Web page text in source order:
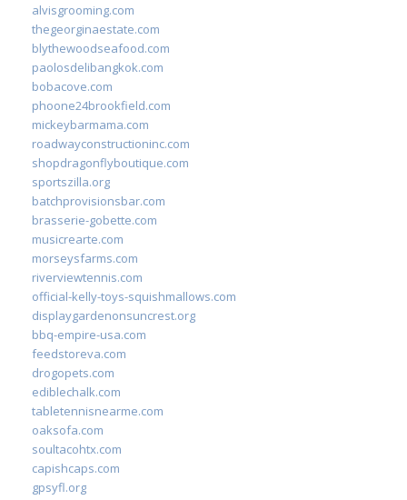
alvisgrooming.com
thegeorginaestate.com
blythewoodseafood.com
paolosdelibangkok.com
bobacove.com
phoone24brookfield.com
mickeybarmama.com
roadwayconstructioninc.com
shopdragonflyboutique.com
sportszilla.org
batchprovisionsbar.com
brasserie-gobette.com
musicrearte.com
morseysfarms.com
riverviewtennis.com
official-kelly-toys-squishmallows.com
displaygardenonsuncrest.org
bbq-empire-usa.com
feedstoreva.com
drogopets.com
ediblechalk.com
tabletennisnearme.com
oaksofa.com
soultacohtx.com
capishcaps.com
gpsyfl.org